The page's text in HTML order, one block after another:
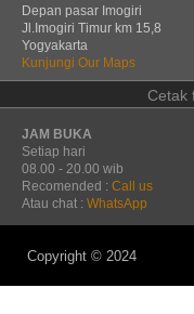
Depan pasar Imogiri
Jl.Imogiri Timur km 15,8
Yogyakarta
Kunjungi Our Maps
Cetak
JAM BUKA
Setiap hari
08.00 - 20.00 wib
Recomended : Call us
Atau chat : WhatsApp
Copyright © 2024